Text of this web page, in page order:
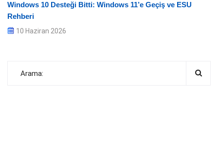
Windows 10 Desteği Bitti: Windows 11’e Geçiş ve ESU
Rehberi
10 Haziran 2026